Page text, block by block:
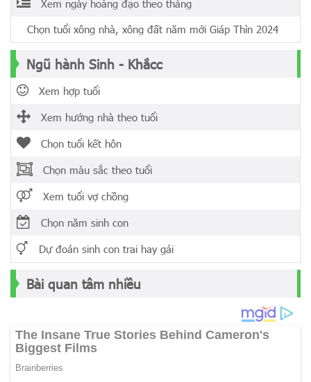
Xem ngày hoàng đạo theo tháng
Chọn tuổi xông nhà, xông đất năm mới Giáp Thìn 2024
Ngũ hành Sinh - Khắcc
Xem hợp tuổi
Xem hướng nhà theo tuổi
Chọn tuổi kết hôn
Chọn màu sắc theo tuổi
Xem tuổi vợ chồng
Chọn năm sinh con
Dự đoán sinh con trai hay gái
Bài quan tâm nhiều